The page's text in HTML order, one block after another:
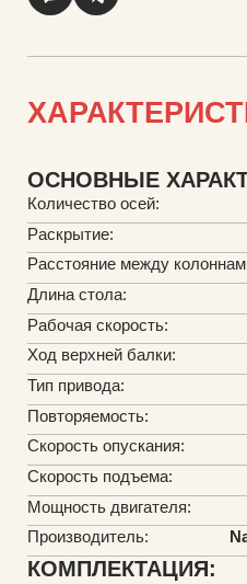
ОСНОВНЫЕ
Количество осей:
Раскрытие:
Расстояние между
Длина стола:
Рабочая скорость:
Ход верхней балки:
Тип привода:
Повторяемость:
Скорость опускания:
Скорость подъема:
Мощность двигателя:
Производитель:
КОМПЛЕКТАЦИЯ: